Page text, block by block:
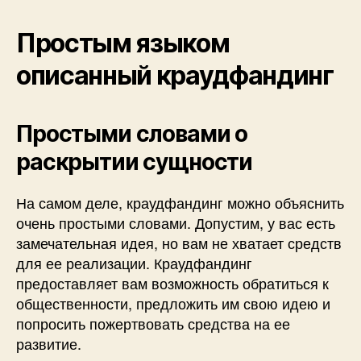
Простым языком
описанный краудфандинг
Простыми словами о
раскрытии сущности
На самом деле, краудфандинг можно объяснить
очень простыми словами. Допустим, у вас есть
замечательная идея, но вам не хватает средств
для ее реализации. Краудфандинг
предоставляет вам возможность обратиться к
общественности, предложить им свою идею и
попросить пожертвовать средства на ее
развитие.